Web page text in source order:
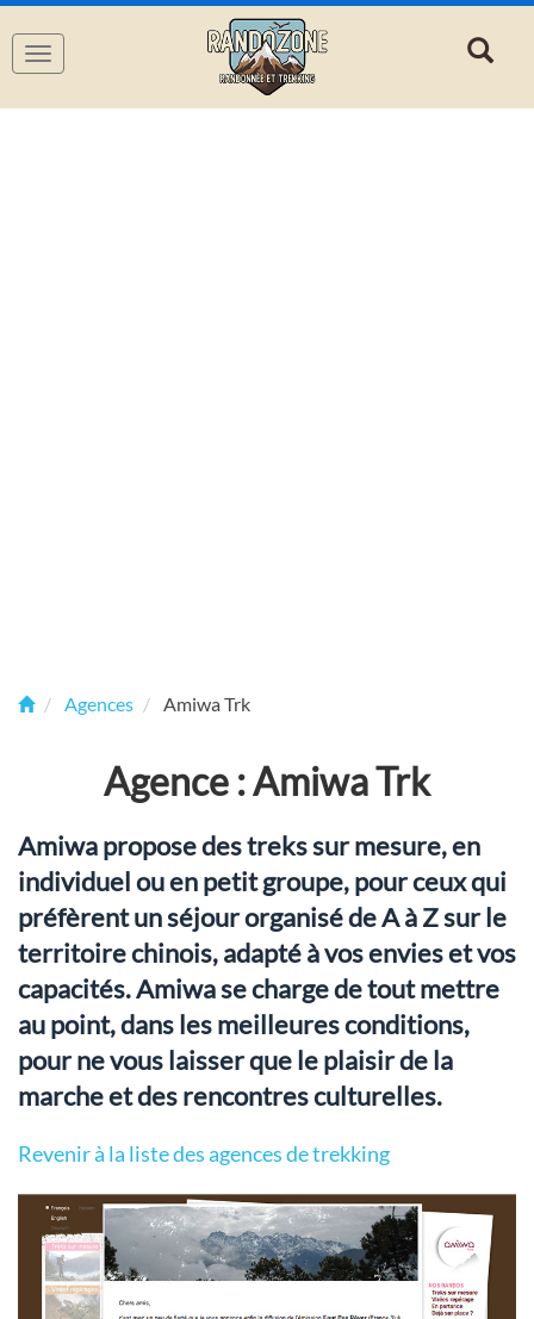
Navigation
Agences Amiwa Trk
Agence : Amiwa Trk
Amiwa propose des treks sur mesure, en
individuel ou en petit groupe, pour ceux qui
préfèrent un séjour organisé de A à Z sur le
territoire chinois, adapté à vos envies et vos
capacités. Amiwa se charge de tout mettre
au point, dans les meilleures conditions,
pour ne vous laisser que le plaisir de la
marche et des rencontres culturelles.
Revenir à la liste des agences de trekking